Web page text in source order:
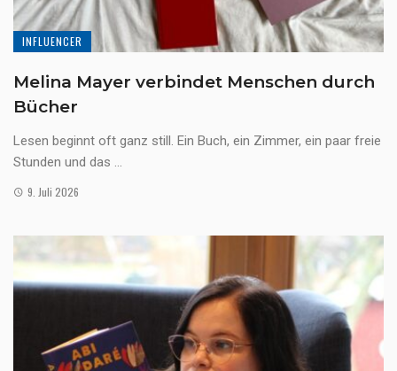
INFLUENCER
Melina Mayer verbindet Menschen durch
Bücher
Lesen beginnt oft ganz still. Ein Buch, ein Zimmer, ein paar freie
Stunden und das ...
9. Juli 2026